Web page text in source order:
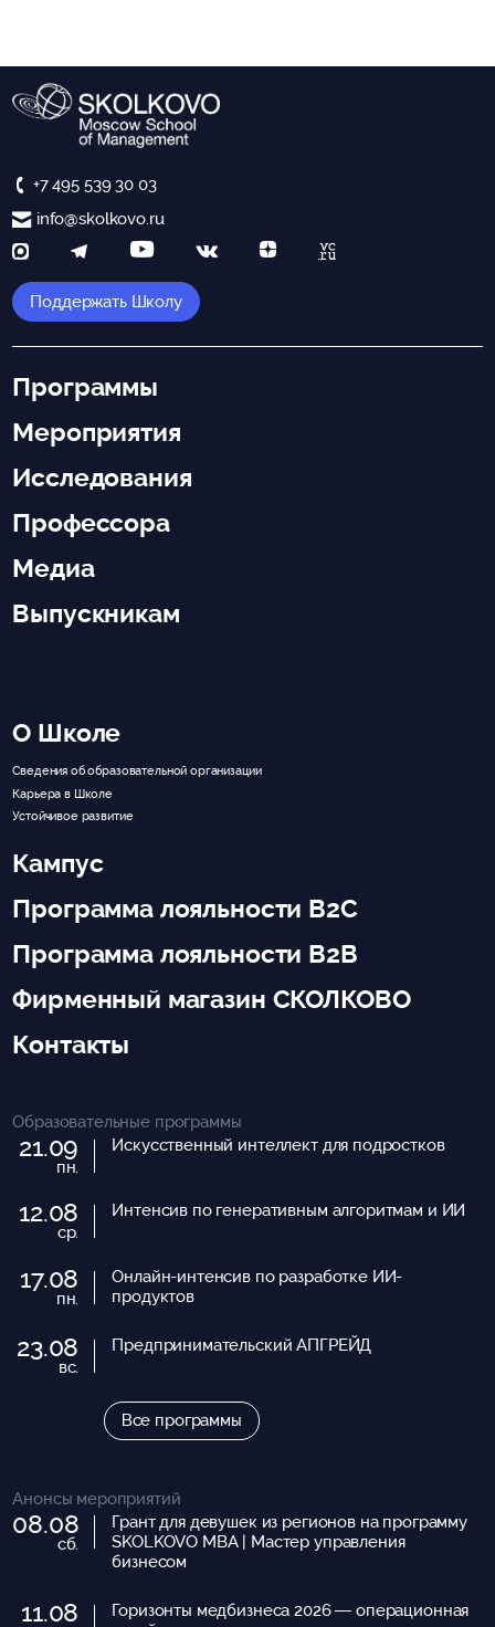
+7 495 539 30 03
info@skolkovo.ru
Поддержать Школу
Программы
Мероприятия
Исследования
Профессора
Медиа
Выпускникам
О Школе
Сведения об образовательной организации
Карьера в Школе
Устойчивое развитие
Кампус
Программа лояльности B2C
Программа лояльности B2B
Фирменный магазин СКОЛКОВО
Контакты
Образовательные программы
21.09
пн.
Искусственный интеллект для подростков
12.08
ср.
Интенсив по генеративным алгоритмам и ИИ
17.08
пн.
Онлайн-интенсив по разработке ИИ-
продуктов
23.08
вс.
Предпринимательский АПГРЕЙД
Все программы
Анонсы мероприятий
08.08
сб.
Грант для девушек из регионов на программу
SKOLKOVO MBA | Мастер управления
бизнесом
11.08
Горизонты медбизнеса 2026 — операционная